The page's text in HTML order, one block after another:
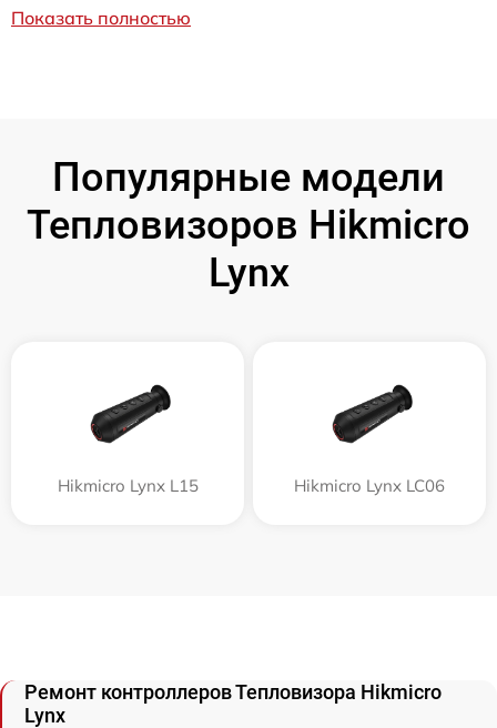
Показать полностью
Популярные модели
Тепловизоров Hikmicro
Lynx
Hikmicro Lynx L15 Hikmicro Lynx LC06
Ремонт контроллеров Тепловизора Hikmicro
Lynx